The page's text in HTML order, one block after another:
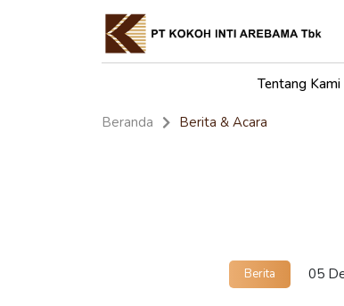
Tentang Kami
Beranda Berita & Acara
Berita 05